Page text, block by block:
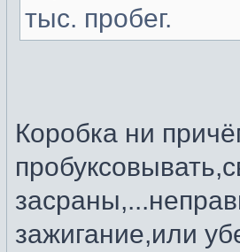
тыс. пробег.
Коробка ни
зажигание,или